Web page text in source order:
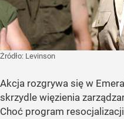
Żródło: Levinson
Akcja rozgrywa się w
skrzydle więzienia
Choć program